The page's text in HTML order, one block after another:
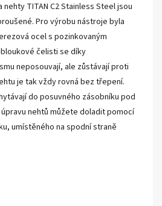
TITAN C2 Stainless Steel jsou
Pro výrobu nástroje byla
ocel s pozinkovaným
čelisti se díky
neposouvají, ale zůstávají proti
je tak vždy rovná bez třepení.
do posuvného zásobníku pod
nehtů můžete doladit pomocí
umístěného na spodní straně